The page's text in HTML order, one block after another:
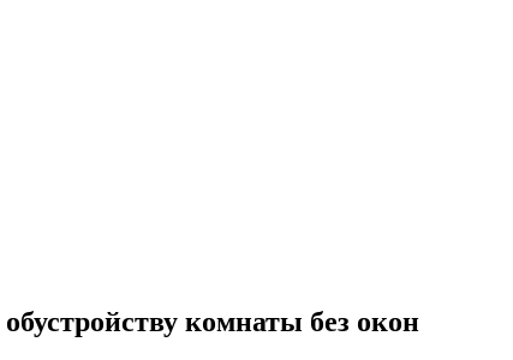
комнаты без окон